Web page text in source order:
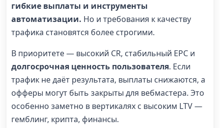
гибкие выплаты и инструменты
автоматизации. Но и требования к качеству
трафика становятся более строгими.
В приоритете — высокий CR, стабильный EPC и
долгосрочная ценность пользователя. Если
трафик не даёт результата, выплаты снижаются, а
офферы могут быть закрыты для вебмастера. Это
особенно заметно в вертикалях с высоким LTV —
гемблинг, крипта, финансы.